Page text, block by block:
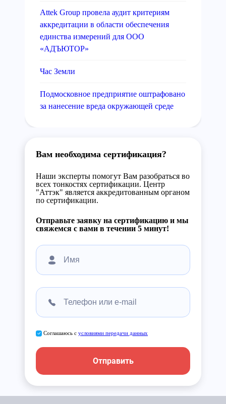
Attek Group провела аудит критериям
аккредитации в области обеспечения
единства измерений для ООО
«АДЪЮТОР»
Час Земли
Подмосковное предприятие оштрафовано
за нанесение вреда окружающей среде
Вам необходима сертификация?
Наши эксперты помогут Вам разобраться во
всех тонкостях сертификации. Центр
"Аттэк" является аккредитованным органом
по сертификации.
Отправьте заявку на сертификацию и мы
свяжемся с вами в течении 5 минут!
Соглашаюсь с условиями передачи данных
Отправить